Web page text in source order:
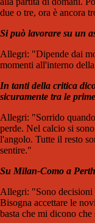
due o tre, ora è ancora
Si può lavorare su un
Allegri: "Dipende dai
momenti all'interno
In tanti della critica
sicuramente tra le
Allegri: "Sorrido
perde. Nel calcio si
l'angolo. Tutte il resto
sentire."
Su Milan-Como a
Allegri: "Sono decisioni
Bisogna accettare le
basta che mi dicono